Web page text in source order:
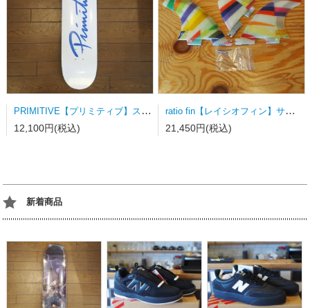
PRIMITIVE【プリミティブ】スケートボードデッキ NUEVO SCRIPT WHITE/DODGERS BLUE
12,100円(税込)
ratio fin【レイシオフィン】サーフボードフィン FCSⅡ用トライフィン Sサイズ カラーストライプ
21,450円(税込)
新着商品